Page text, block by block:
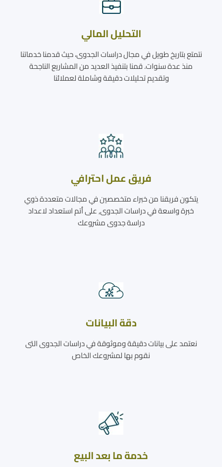
التحليل المالي
نتمتع بتاريخ طويل في مجال دراسات الجدوى، حيث قدمنا خدماتنا
منذ عدة سنوات. قمنا بتنفيذ العديد من المشاريع الناجحة
وتقديم تحليلات دقيقة وشاملة لعملائنا
فريق عمل احترافي
يتكون فريقنا من خبراء متخصصين في مجالات متعددة ذوي
خبرة واسعة في دراسات الجدوى, على أتم استعداد لاعداد
دراسة جدوى مشروعك
دقة البيانات
نعتمد على بيانات دقيقة وموثوقة في دراسات الجدوى التى
نقوم بها لمشروعك الخاص
خدمة ما بعد البيع